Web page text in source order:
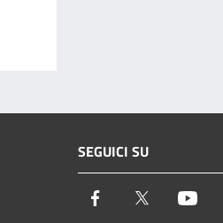
SEGUICI SU
Facebook Twitter